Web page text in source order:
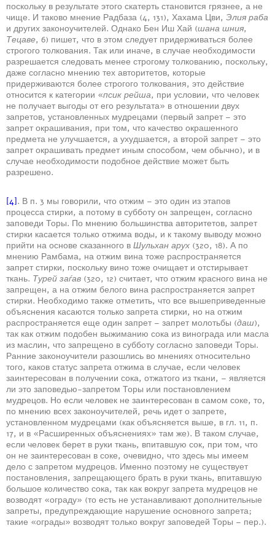
поскольку в результате этого скатерть становится грязнее, а не
чище. И таково мнение Радбаза (4, 131), Хахама Цви, Элия раба
и других законоучителей. Однако Бен Иш Хай (шана шния,
Тецаве, 6) пишет, что в этом следует придерживаться более
строгого толкования. Так или иначе, в случае необходимости
разрешается следовать менее строгому толкованию, поскольку,
даже согласно мнению тех авторитетов, которые
придерживаются более строгого толкования, это действие
относится к категории «псик рейша, при условии, что человек
не получает выгоды от его результата» в отношении двух
запретов, установленных мудрецами (первый запрет – это
запрет окрашивания, при том, что качество окрашенного
предмета не улучшается, а ухудшается, а второй запрет – это
запрет окрашивать предмет иным способом, чем обычно), и в
случае необходимости подобное действие может быть
разрешено.
[4]. В п. 3 мы говорили, что отжим – это один из этапов
процесса стирки, а потому в субботу он запрещен, согласно
заповеди Торы. По мнению большинства авторитетов, запрет
стирки касается только отжима воды, и к такому выводу можно
прийти на основе сказанного в Шульхан арух (320, 18). А по
мнению Рамбама, на отжим вина тоже распространяется
запрет стирки, поскольку вино тоже очищает и отстирывает
ткань. Турей заѓав (320, 12) считает, что отжим красного вина не
запрещен, а на отжим белого вина распространяется запрет
стирки. Необходимо также отметить, что все вышеприведенные
объяснения касаются только запрета стирки, но на отжим
распространяется еще один запрет – запрет молотьбы (даш),
так как отжим подобен выжиманию сока из винограда или масла
из маслин, что запрещено в субботу согласно заповеди Торы.
Ранние законоучители разошлись во мнениях относительно
того, каков статус запрета отжима в случае, если человек
заинтересован в получении сока, отжатого из ткани, – является
ли это заповедью-запретом Торы или постановлением
мудрецов. Но если человек не заинтересован в самом соке, то,
по мнению всех законоучителей, речь идет о запрете,
установленном мудрецами (как объясняется выше, в гл. 11, п.
17, и в «Расширенных объяснениях» там же). В таком случае,
если человек берет в руки ткань, впитавшую сок, при том, что
он не заинтересован в соке, очевидно, что здесь мы имеем
дело с запретом мудрецов. Именно поэтому не существует
постановления, запрещающего брать в руки ткань, впитавшую
большое количество сока, так как вокруг запрета мудрецов не
возводят «ограду» (то есть не устанавливают дополнительные
запреты, предупреждающие нарушение основного запрета;
такие «ограды» возводят только вокруг заповедей Торы – пер.).